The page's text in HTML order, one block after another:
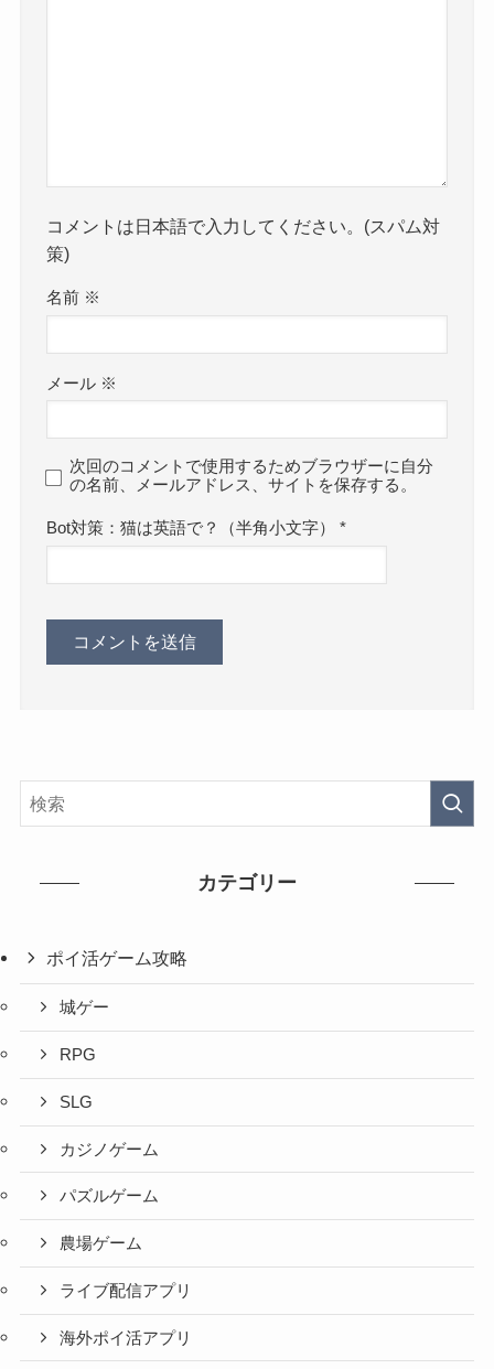
コメントは日本語で入力してください。(スパム対
策)
名前 ※
メール ※
次回のコメントで使用するためブラウザーに自分
の名前、メールアドレス、サイトを保存する。
Bot対策：猫は英語で？（半角小文字）*
カテゴリー
ポイ活ゲーム攻略
城ゲー
RPG
SLG
カジノゲーム
パズルゲーム
農場ゲーム
ライブ配信アプリ
海外ポイ活アプリ